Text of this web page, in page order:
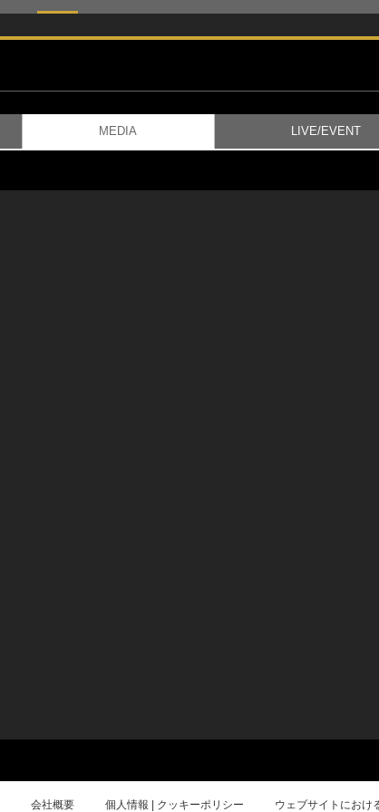
MEDIA LIVE/EVENT
会社概要 個人情報 | クッキーポリシー ウェブサイトにおけ